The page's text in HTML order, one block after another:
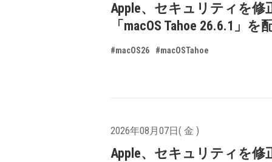
Apple、セキュリティを修
「macOS Tahoe 26.6.1」を
#macOS26 #macOSTahoe
2026年08月07日( 金 )
Apple、セキュリティを修